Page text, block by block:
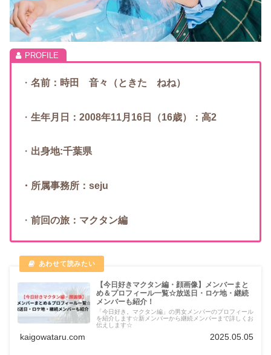
・ 名前：時田 音々（ときた ねね）
・ 生年月日：2008年11月16日（16歳）：高2
・ 出身地:千葉県
・所属事務所：seju
・ 前回の旅：マクタン編
【今日好きマクタン編・顔画像】メンバーまと
め＆プロフィール一覧☆放送日・ロケ地・継続
メンバーも紹介！
「今日好き。マクタン編」の男女メンバーのプロフィール
を紹介します☆新メンバーから継続メンバーまで詳しくお
伝えします☆
kaigowataru.com 2025.05.05